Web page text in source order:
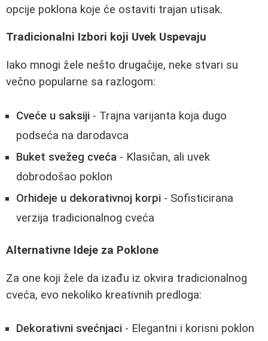
opcije poklona koje će ostaviti trajan utisak.
Tradicionalni Izbori koji Uvek Uspevaju
Iako mnogi žele nešto drugačije, neke stvari su
večno popularne sa razlogom:
Cveće u saksiji - Trajna varijanta koja dugo
podseća na darodavca
Buket svežeg cveća - Klasičan, ali uvek
dobrodošao poklon
Orhideje u dekorativnoj korpi - Sofisticirana
verzija tradicionalnog cveća
Alternativne Ideje za Poklone
Za one koji žele da izađu iz okvira tradicionalnog
cveća, evo nekoliko kreativnih predloga:
Dekorativni svećnjaci - Elegantni i korisni poklon